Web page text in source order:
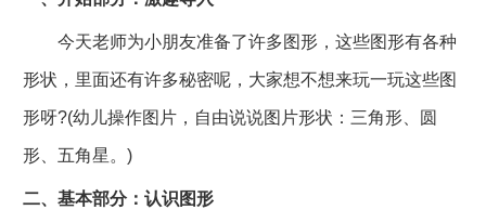
今天老师为小朋友准备了许多图形，这些图形有各种
形状，里面还有许多秘密呢，大家想不想来玩一玩这些图
形呀?(幼儿操作图片，自由说说图片形状：三角形、圆
形、五角星。)
二、基本部分：认识图形